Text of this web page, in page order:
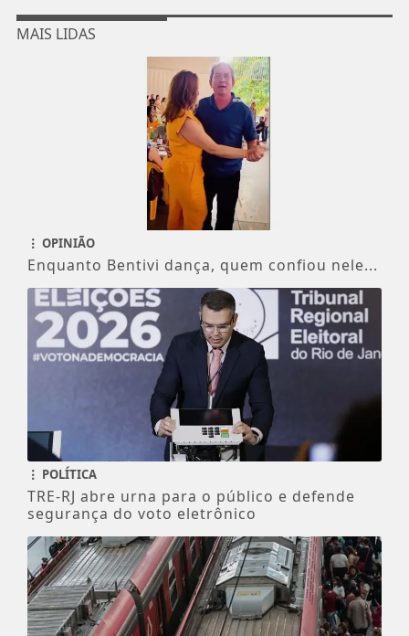
MAIS LIDAS
OPINIÃO
Enquanto Bentivi dança, quem confiou nele...
POLÍTICA
TRE-RJ abre urna para o público e defende
segurança do voto eletrônico